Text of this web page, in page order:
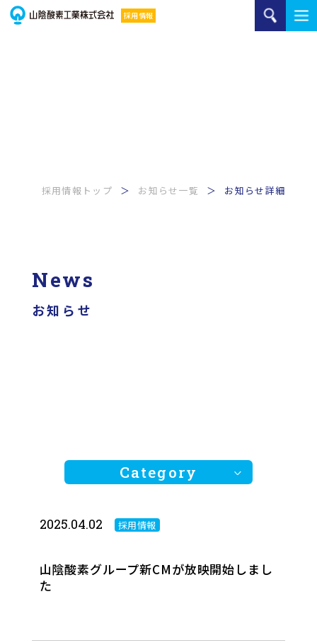
ご家庭のお客様
採用情報トップ お知らせ一覧 お知らせ詳細
News
お知らせ
Category
全ての記事
2025.04.02 採用情報
山陰酸素グループ新CMが放映開始しまし
た